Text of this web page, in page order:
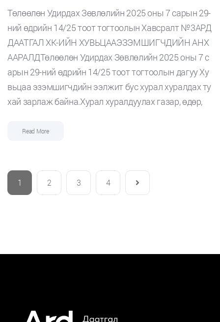
Төлөөлөн Удирдах Зөвлөлийн 2025 оны 7 сарын 29-
ний өдрийн 14/25 тоот тогтоолын Хавсралт №3АРД
ДААТГАЛ ХК-ИЙН ХУВЬЦААЭЗЭМШИГЧДИЙН АНХ
ААРАЛДТөлөөлөн Удирдах Зөвлөлийн 2025 оны 7 с
арын 29-ний өдрийн 14/25 тоот тогтоолын дагуу Ху
вьцаа эзэмшигчдийн ээлжит бус хурал хуралдах ту
хай зарлаж байна.Хурал хуралдуулах газар, өдөр,
Read More
1 2 3 4